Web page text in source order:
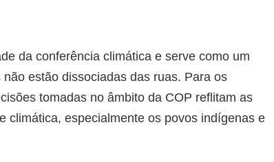
da conferência climática e serve como um
estão dissociadas das ruas. Para os
tomadas no âmbito da COP reflitam as
climática, especialmente os povos indígenas e